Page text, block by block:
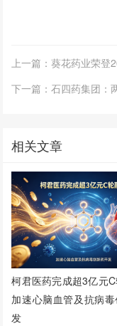
下一篇：石四药集团：
相关文章
柯君医药完成超3亿元C
加速心脑血管及抗病
发